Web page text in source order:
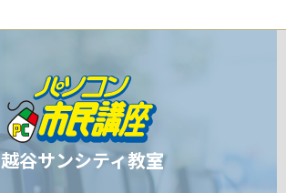
越谷サンシティ教室